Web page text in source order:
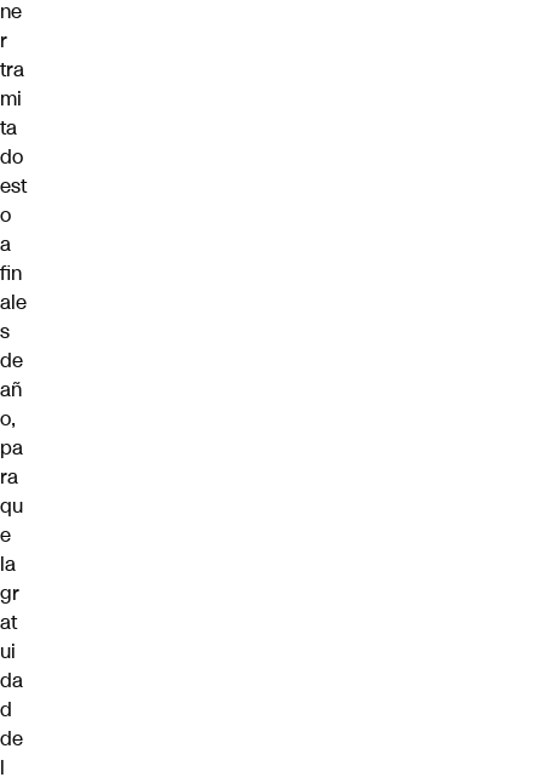
ne
r
tra
mi
ta
do
est
o
a
fin
ale
s
de
añ
o,
pa
ra
qu
e
la
gr
at
ui
da
d
de
l